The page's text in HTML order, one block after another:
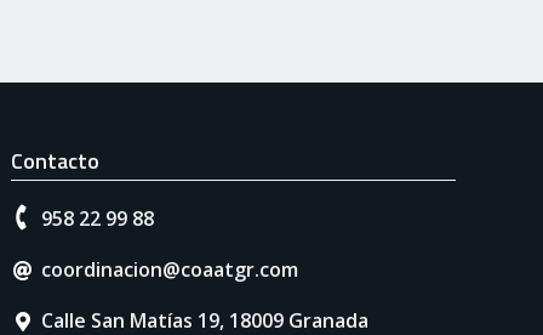
Contacto
958 22 99 88
coordinacion@coaatgr.com
Calle San Matías 19, 18009 Granada